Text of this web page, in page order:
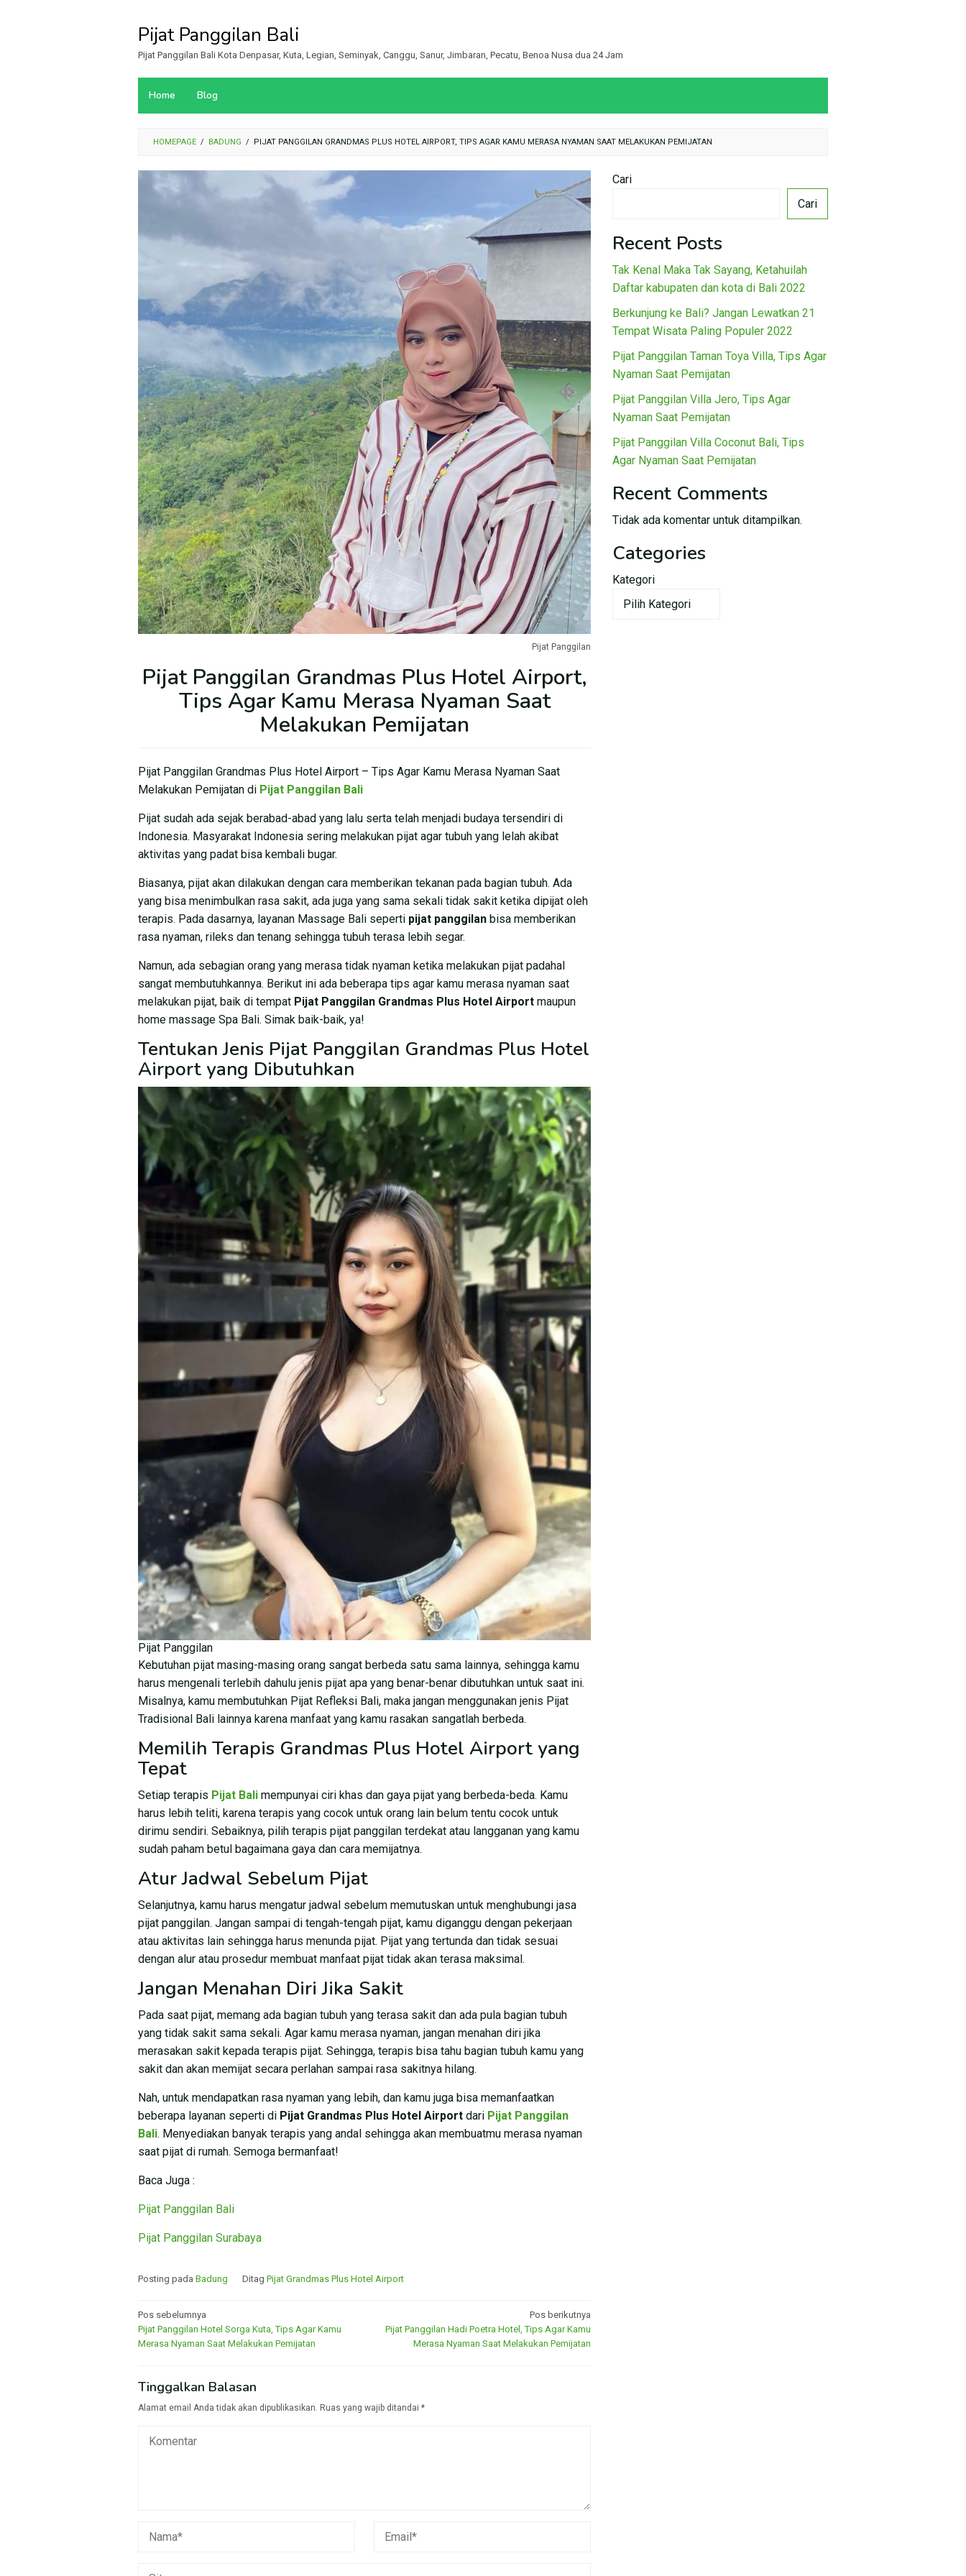
Pijat Panggilan Bali
Pijat Panggilan Bali Kota Denpasar, Kuta, Legian, Seminyak, Canggu, Sanur, Jimbaran, Pecatu, Benoa Nusa dua 24 Jam
Home Blog
HOMEPAGE / BADUNG / PIJAT PANGGILAN GRANDMAS PLUS HOTEL AIRPORT, TIPS AGAR KAMU MERASA NYAMAN SAAT MELAKUKAN PEMIJATAN
Pijat Panggilan
Pijat Panggilan Grandmas Plus Hotel Airport,
Tips Agar Kamu Merasa Nyaman Saat
Melakukan Pemijatan
Pijat Panggilan Grandmas Plus Hotel Airport – Tips Agar Kamu Merasa Nyaman Saat
Melakukan Pemijatan di Pijat Panggilan Bali
Pijat sudah ada sejak berabad-abad yang lalu serta telah menjadi budaya tersendiri di
Indonesia. Masyarakat Indonesia sering melakukan pijat agar tubuh yang lelah akibat
aktivitas yang padat bisa kembali bugar.
Biasanya, pijat akan dilakukan dengan cara memberikan tekanan pada bagian tubuh. Ada
yang bisa menimbulkan rasa sakit, ada juga yang sama sekali tidak sakit ketika dipijat oleh
terapis. Pada dasarnya, layanan Massage Bali seperti pijat panggilan bisa memberikan
rasa nyaman, rileks dan tenang sehingga tubuh terasa lebih segar.
Namun, ada sebagian orang yang merasa tidak nyaman ketika melakukan pijat padahal
sangat membutuhkannya. Berikut ini ada beberapa tips agar kamu merasa nyaman saat
melakukan pijat, baik di tempat Pijat Panggilan Grandmas Plus Hotel Airport maupun
home massage Spa Bali. Simak baik-baik, ya!
Tentukan Jenis Pijat Panggilan Grandmas Plus Hotel
Airport yang Dibutuhkan
Pijat Panggilan
Kebutuhan pijat masing-masing orang sangat berbeda satu sama lainnya, sehingga kamu
harus mengenali terlebih dahulu jenis pijat apa yang benar-benar dibutuhkan untuk saat ini.
Misalnya, kamu membutuhkan Pijat Refleksi Bali, maka jangan menggunakan jenis Pijat
Tradisional Bali lainnya karena manfaat yang kamu rasakan sangatlah berbeda.
Memilih Terapis Grandmas Plus Hotel Airport yang
Tepat
Setiap terapis Pijat Bali mempunyai ciri khas dan gaya pijat yang berbeda-beda. Kamu
harus lebih teliti, karena terapis yang cocok untuk orang lain belum tentu cocok untuk
dirimu sendiri. Sebaiknya, pilih terapis pijat panggilan terdekat atau langganan yang kamu
sudah paham betul bagaimana gaya dan cara memijatnya.
Atur Jadwal Sebelum Pijat
Selanjutnya, kamu harus mengatur jadwal sebelum memutuskan untuk menghubungi jasa
pijat panggilan. Jangan sampai di tengah-tengah pijat, kamu diganggu dengan pekerjaan
atau aktivitas lain sehingga harus menunda pijat. Pijat yang tertunda dan tidak sesuai
dengan alur atau prosedur membuat manfaat pijat tidak akan terasa maksimal.
Jangan Menahan Diri Jika Sakit
Pada saat pijat, memang ada bagian tubuh yang terasa sakit dan ada pula bagian tubuh
yang tidak sakit sama sekali. Agar kamu merasa nyaman, jangan menahan diri jika
merasakan sakit kepada terapis pijat. Sehingga, terapis bisa tahu bagian tubuh kamu yang
sakit dan akan memijat secara perlahan sampai rasa sakitnya hilang.
Nah, untuk mendapatkan rasa nyaman yang lebih, dan kamu juga bisa memanfaatkan
beberapa layanan seperti di Pijat Grandmas Plus Hotel Airport dari Pijat Panggilan
Bali. Menyediakan banyak terapis yang andal sehingga akan membuatmu merasa nyaman
saat pijat di rumah. Semoga bermanfaat!
Baca Juga :
Pijat Panggilan Bali
Pijat Panggilan Surabaya
Posting pada Badung Ditag Pijat Grandmas Plus Hotel Airport
Navigasi
pos
Pos sebelumnya
Pijat Panggilan Hotel Sorga Kuta, Tips Agar Kamu
Merasa Nyaman Saat Melakukan Pemijatan
Pos berikutnya
Pijat Panggilan Hadi Poetra Hotel, Tips Agar Kamu
Merasa Nyaman Saat Melakukan Pemijatan
Tinggalkan Balasan
Alamat email Anda tidak akan dipublikasikan. Ruas yang wajib ditandai *
Cari
Cari
Recent Posts
Tak Kenal Maka Tak Sayang, Ketahuilah
Daftar kabupaten dan kota di Bali 2022
Berkunjung ke Bali? Jangan Lewatkan 21
Tempat Wisata Paling Populer 2022
Pijat Panggilan Taman Toya Villa, Tips Agar
Nyaman Saat Pemijatan
Pijat Panggilan Villa Jero, Tips Agar
Nyaman Saat Pemijatan
Pijat Panggilan Villa Coconut Bali, Tips
Agar Nyaman Saat Pemijatan
Recent Comments
Tidak ada komentar untuk ditampilkan.
Categories
Kategori